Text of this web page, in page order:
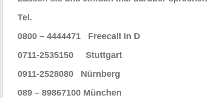
Tel.
0800 – 4444471 Freecall in D
0711-2535150 Stuttgart
0911-2528080 Nürnberg
089 – 89867100 München